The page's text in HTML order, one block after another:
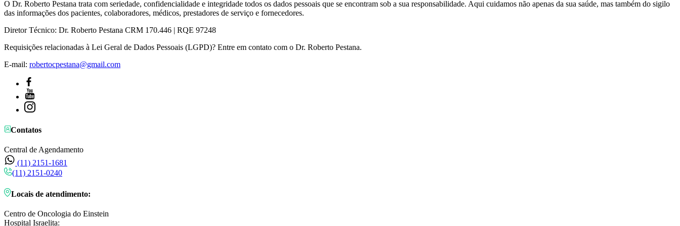
O Dr. Roberto Pestana trata com seriedade, confidencialidade e integridade todos os dados pessoais que se encontram sob a sua responsabilidade. Aqui cuidamos não apenas da sua saúde, mas também do sigilo
das informações dos pacientes, colaboradores, médicos, prestadores de serviço e fornecedores.
Diretor Técnico: Dr. Roberto Pestana CRM 170.446 | RQE 97248
Requisições relacionadas à Lei Geral de Dados Pessoais (LGPD)? Entre em contato com o Dr. Roberto Pestana.
E-mail: robertocpestana@gmail.com
Contatos
Central de Agendamento
(11) 2151-1681
(11) 2151-0240
Locais de atendimento:
Centro de Oncologia do Einstein
Hospital Israelita: